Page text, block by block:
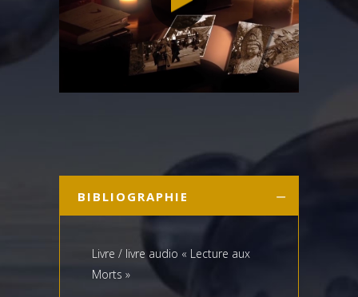
BIBLIOGRAPHIE
Livre / livre audio « Lecture aux
Morts »